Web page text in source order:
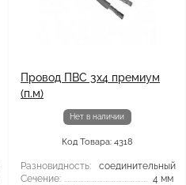
Провод ПВС 3x4 премиум
(п.м)
Нет в наличии
Код Товара: 4318
Разновидность:
соединительный
Сечение:
4 мм